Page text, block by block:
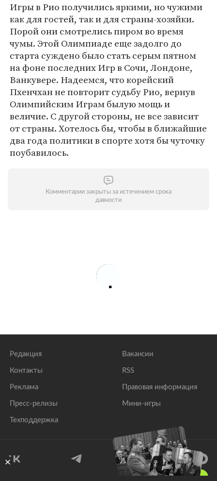
Игры в Рио получились яркими, но чужими
как для гостей, так и для страны-хозяйки.
Порой они смотрелись пиром во время
чумы. Этой Олимпиаде еще задолго до
старта суждено было стать серым пятном
на фоне последних Игр в Сочи, Лондоне,
Ванкувере. Надеемся, что корейский
Пхенчхан не повторит судьбу Рио, вернув
Олимпийским Играм былую мощь и
величие. С другой стороны, не все зависит
от страны. Хотелось бы, чтобы в ближайшие
два года политики в спорте хотя бы чуточку
поубавилось.
Комментарии закрыты за истечением срока
давности
Редакция
Контакты
Реклама
Пресс-релизы
Техподдержка
Вакансии
RSS
Правовая информация
Мини-игры